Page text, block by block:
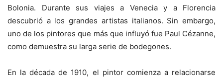
Bolonia. Durante sus viajes a Venecia y a Florencia
descubrió a los grandes artistas italianos. Sin embargo,
uno de los pintores que más que influyó fue Paul Cézanne,
como demuestra su larga serie de bodegones.
En la década de 1910, el pintor comienza a relacionarse